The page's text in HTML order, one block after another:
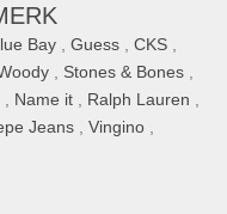
Bay , Guess , CKS ,
, Stones & Bones ,
, Name it , Ralph Lauren ,
Jeans , Vingino ,